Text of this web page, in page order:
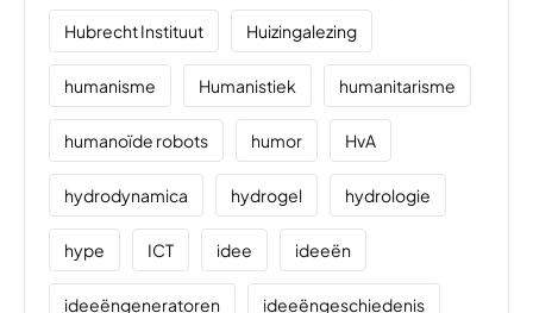
Hubrecht Instituut Huizingalezing
humanisme Humanistiek humanitarisme
humanoïde robots humor HvA
hydrodynamica hydrogel hydrologie
hype ICT idee ideeën
ideeëngeneratoren ideeëngeschiedenis